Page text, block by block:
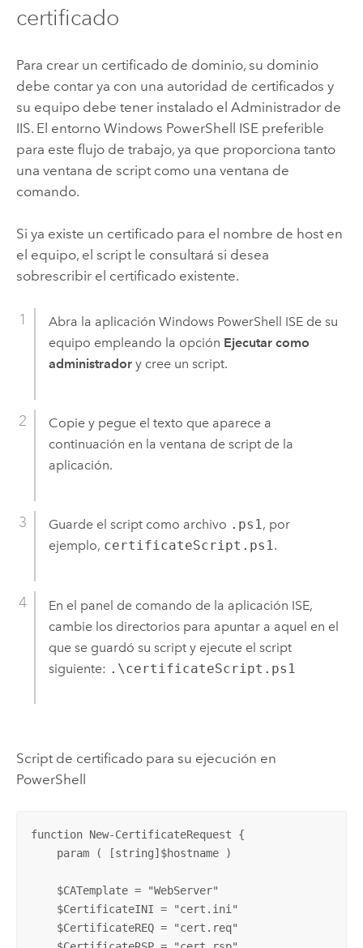
certificado
Para crear un certificado de dominio, su dominio
debe contar ya con una autoridad de certificados y
su equipo debe tener instalado el Administrador de
IIS. El entorno Windows PowerShell ISE preferible
para este flujo de trabajo, ya que proporciona tanto
una ventana de script como una ventana de
comando.
Si ya existe un certificado para el nombre de host en
el equipo, el script le consultará si desea
sobrescribir el certificado existente.
Abra la aplicación Windows PowerShell ISE de su
equipo empleando la opción Ejecutar como
administradory cree un script.
Copie y pegue el texto que aparece a
continuación en la ventana de script de la
aplicación.
Guarde el script como archivo .ps1, por
ejemplo, certificateScript.ps1.
En el panel de comando de la aplicación ISE,
cambie los directorios para apuntar a aquel en el
que se guardó su script y ejecute el script
siguiente: .\certificateScript.ps1
Script de certificado para su ejecución en
PowerShell
function New-CertificateRequest {
    param ( [string]$hostname )
    $CATemplate = "WebServer"
    $CertificateINI = "cert.ini"
    $CertificateREQ = "cert.req"